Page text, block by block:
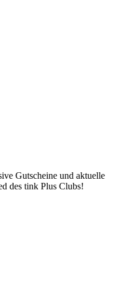
Gutscheine und aktuelle
des tink Plus Clubs!